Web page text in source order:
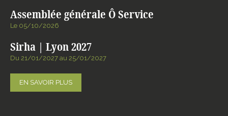
Assemblée générale Ô Service
Le 05/10/2026
Sirha | Lyon 2027
Du 21/01/2027 au 25/01/2027
EN SAVOIR PLUS